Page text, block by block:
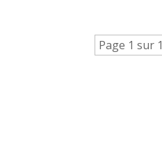
Page 1 sur 1